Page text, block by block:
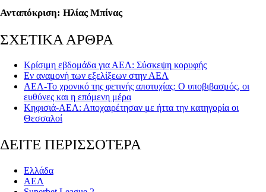
Ανταπόκριση: Ηλίας Μπίνας
ΣΧΕΤΙΚΑ ΑΡΘΡΑ
Κρίσιμη εβδομάδα για ΑΕΛ: Σύσκεψη κορυφής
Εν αναμονή των εξελίξεων στην ΑΕΛ
ΑΕΛ-Το χρονικό της φετινής αποτυχίας: Ο υποβιβασμός, οι
ευθύνες και η επόμενη μέρα
Κηφισιά-ΑΕΛ: Αποχαιρέτησαν με ήττα την κατηγορία οι
Θεσσαλοί
ΔΕΙΤΕ ΠΕΡΙΣΣΟΤΕΡΑ
Ελλάδα
ΑΕΛ